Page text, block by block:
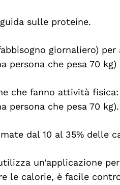
sulle proteine.
giornaliero)
persona che pesa 70 kg)
che fanno attività fisica:
persona che pesa 70 kg).
dal 10 al 35% delle
un’applicazione
le calorie, è facile